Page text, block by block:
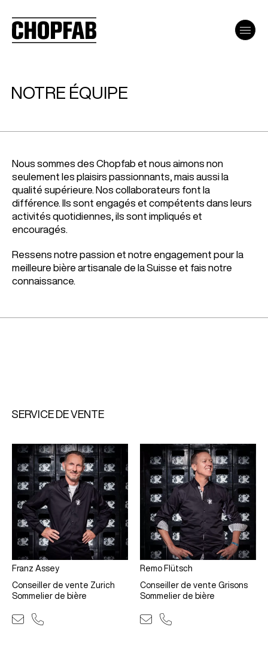
NOTRE ÉQUIPE
Nous sommes des Chopfab et nous aimons non
seulement les plaisirs passionnants, mais aussi la
qualité supérieure. Nos collaborateurs font la
différence. Ils sont engagés et compétents dans leurs
activités quotidiennes, ils sont impliqués et
encouragés.
Ressens notre passion et notre engagement pour la
meilleure bière artisanale de la Suisse et fais notre
connaissance.
SERVICE DE VENTE
Franz Assey
Conseiller de vente Zurich
Sommelier de bière
Remo Flütsch
Conseiller de vente Grisons
Sommelier de bière